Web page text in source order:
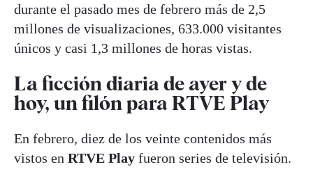
durante el pasado mes de febrero más de 2,5
millones de visualizaciones, 633.000 visitantes
únicos y casi 1,3 millones de horas vistas.
La ficción diaria de ayer y de
hoy, un filón para RTVE Play
En febrero, diez de los veinte contenidos más
vistos en RTVE Play fueron series de televisión.